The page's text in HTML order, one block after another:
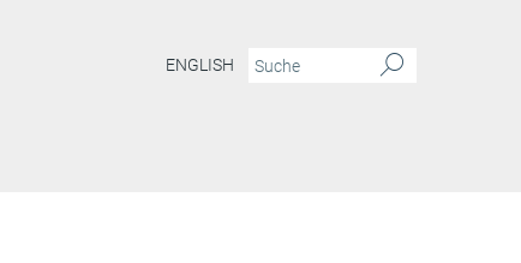
ENGLISH